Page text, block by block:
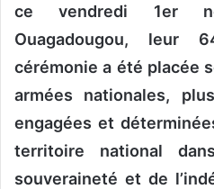
ce vendredi 1er
Ouagadougou, leur
cérémonie a été placée
armées nationales,
engagées et
territoire national
souveraineté et de